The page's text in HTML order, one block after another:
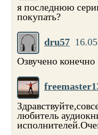
я последнюю
покупать?
dru57
Озвучено
любитель